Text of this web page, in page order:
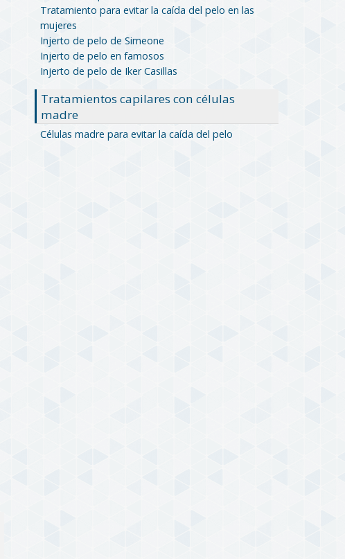
Tratamiento para evitar la caída del pelo en las
mujeres
Injerto de pelo de Simeone
Injerto de pelo en famosos
Injerto de pelo de Iker Casillas
Tratamientos capilares con células
madre
Células madre para evitar la caída del pelo